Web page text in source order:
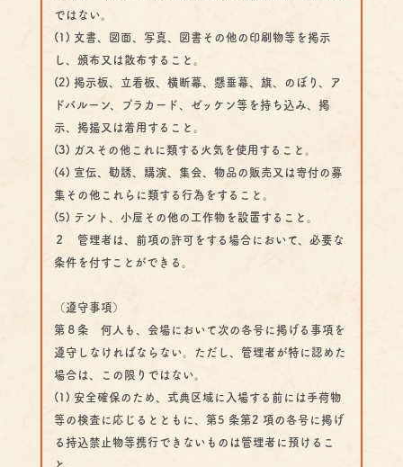
ではない。
(1) 文書、図面、写真、図書その他の印刷物等を掲示
し、頒布又は散布すること。
(2) 掲示板、立看板、横断幕、懸垂幕、旗、のぼり、ア
ドバルーン、プラカード、ゼッケン等を持ち込み、掲
示、掲揚又は着用すること。
(3) ガスその他これに類する火気を使用すること。
(4) 宣伝、勧誘、講演、集会、物品の販売又は寄付の募
集その他これらに類する行為をすること。
(5) テント、小屋その他の工作物を設置すること。
２ 管理者は、前項の許可をする場合において、必要な
条件を付すことができる。
（遵守事項）
第８条 何人も、会場において次の各号に掲げる事項を
遵守しなければならない。ただし、管理者が特に認めた
場合は、この限りではない。
(1) 安全確保のため、式典区域に入場する前には手荷物
等の検査に応じるとともに、第5 条第2 項の各号に掲げ
る持込禁止物等携行できないものは管理者に預けるこ